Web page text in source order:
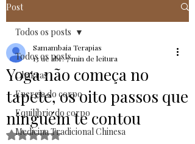
Post
Todos os posts
Chakras
Energia do corpo
Equilíbrio do corpo
Medicina Tradicional Chinesa
Todos os posts
Yoga não começa no
tapete, os oito passos que
ninguém te contou
Samambaia Terapias
13 de abr.7 min de leitura
Avaliado com NaN de 5 estrelas.